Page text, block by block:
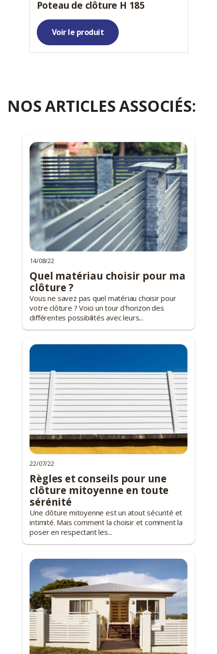
Poteau de clôture H 185
Voir le produit
NOS ARTICLES ASSOCIÉS:
14/08/22
Quel matériau choisir pour ma
clôture ?
Vous ne savez pas quel matériau choisir pour
votre clôture ? Voici un tour d'horizon des
différentes possibilités avec leurs...
22/07/22
Règles et conseils pour une
clôture mitoyenne en toute
sérénité
Une clôture mitoyenne est un atout sécurité et
intimité. Mais comment la choisir et comment la
poser en respectant les...